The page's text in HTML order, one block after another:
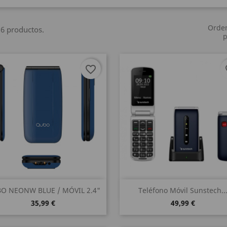
productos.
NEONW BLUE / MÓVIL 2.4"
35,99 €
Vista rápida
favorite_border
Teléfono Móvil Sunstech...
49,99 €
Vista rápida